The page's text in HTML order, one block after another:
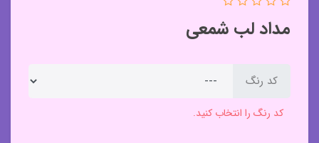
مداد لب شمعی
کد رنگ
کد رنگ را انتخاب کنید.